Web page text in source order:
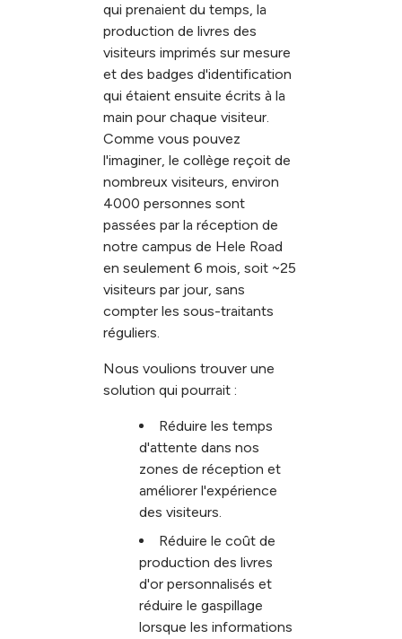
qui prenaient du temps, la
production de livres des
visiteurs imprimés sur mesure
et des badges d'identification
qui étaient ensuite écrits à la
main pour chaque visiteur.
Comme vous pouvez
l'imaginer, le collège reçoit de
nombreux visiteurs, environ
4000 personnes sont
passées par la réception de
notre campus de Hele Road
en seulement 6 mois, soit ~25
visiteurs par jour, sans
compter les sous-traitants
réguliers.
Nous voulions trouver une
solution qui pourrait :
Réduire les temps
d'attente dans nos
zones de réception et
améliorer l'expérience
des visiteurs.
Réduire le coût de
production des livres
d'or personnalisés et
réduire le gaspillage
lorsque les informations